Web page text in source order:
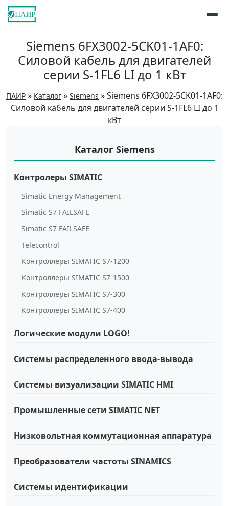
Siemens 6FX3002-5CK01-1AF0:
Силовой кабель для двигателей
серии S-1FL6 LI до 1 кВт
ПАИР » Каталог » Siemens »Siemens 6FX3002-5CK01-1AF0:
Силовой кабель для двигателей серии S-1FL6 LI до 1
кВт
Каталог Siemens
Контролеры SIMATIC
Simatic Energy Management
Simatic S7 FAILSAFE
Simatic S7 FAILSAFE
Telecontrol
Контроллеры SIMATIC S7-1200
Контроллеры SIMATIC S7-1500
Контроллеры SIMATIC S7-300
Контроллеры SIMATIC S7-400
Логические модули LOGO!
Системы распределенного ввода-вывода
Системы визуализации SIMATIC HMI
Промышленные сети SIMATIC NET
Низковольтная коммутационная аппаратура
Преобразователи частоты SINAMICS
Системы идентификации